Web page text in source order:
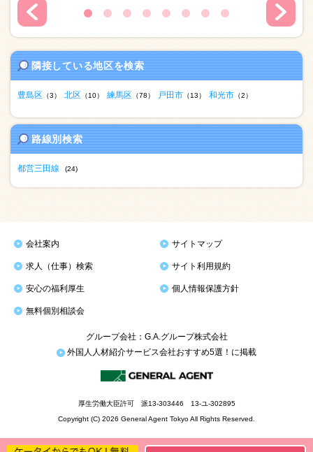
隣接している地区を検索
豊島区 （3） 北区 （10） 練馬区 （78） 戸田市 （13） 和光市 （2）
路線別検索
都営三田線 (24)
会社案内 サイトマップ
求人（仕事）検索 サイト利用規約
安心の福利厚生 個人情報保護方針
無料個別相談会
グループ会社：G.A.グループ株式会社
外国人人材紹介サービス会社おすすめ5選！に掲載
厚生労働大臣許可 派13-303446 13-ユ-302895
Copyright (C) 2026 General Agent Tokyo All Rights Reserved.